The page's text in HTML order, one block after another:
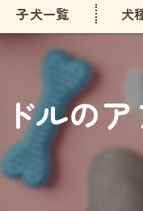
子犬一覧 犬
トイ
ミニ
ルの